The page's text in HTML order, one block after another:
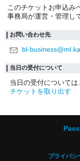
このチケットお申込み
事務局が運営・管理し
お問い合わせ先
bl-
当日の受付について
当日の受付については
チケットを取り出す
プライバシ